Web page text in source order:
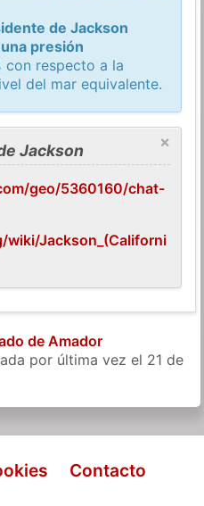
de Jackson
presión
con respecto a la
del mar equivalente.
×
Jackson
geo/5360160/chat-
Jackson_(Californi
de Amador
por última vez el 21 de
Contacto